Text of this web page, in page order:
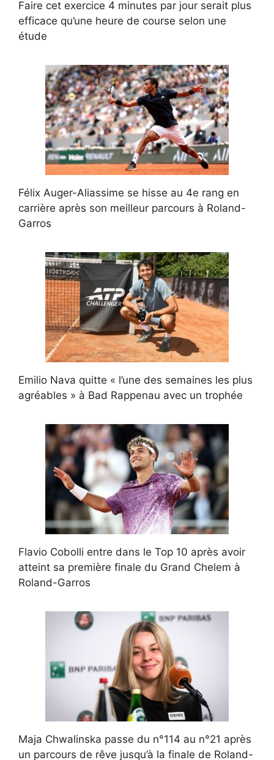
Faire cet exercice 4 minutes par jour serait plus
efficace qu’une heure de course selon une
étude
Félix Auger-Aliassime se hisse au 4e rang en
carrière après son meilleur parcours à Roland-
Garros
Emilio Nava quitte « l’une des semaines les plus
agréables » à Bad Rappenau avec un trophée
Flavio Cobolli entre dans le Top 10 après avoir
atteint sa première finale du Grand Chelem à
Roland-Garros
Maja Chwalinska passe du n°114 au n°21 après
un parcours de rêve jusqu’à la finale de Roland-